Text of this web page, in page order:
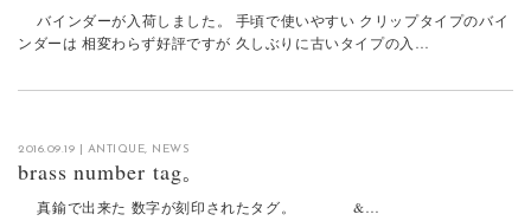
バインダーが入荷しました。 手頃で使いやすい クリップタイプのバイ
ンダーは 相変わらず好評ですが 久しぶりに古いタイプの入…
2016.09.19 ANTIQUE, NEWS
brass number tag。
真鍮で出来た 数字が刻印されたタグ。 &…